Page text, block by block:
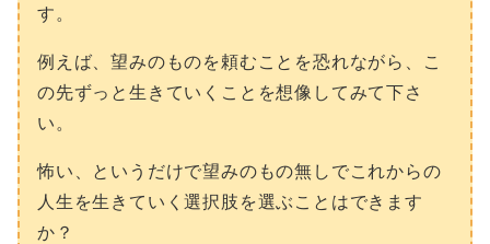
す。
例えば、望みのものを頼むことを恐れながら、こ
の先ずっと生きていくことを想像してみて下さ
い。
怖い、というだけで望みのもの無しでこれからの
人生を生きていく選択肢を選ぶことはできます
か？